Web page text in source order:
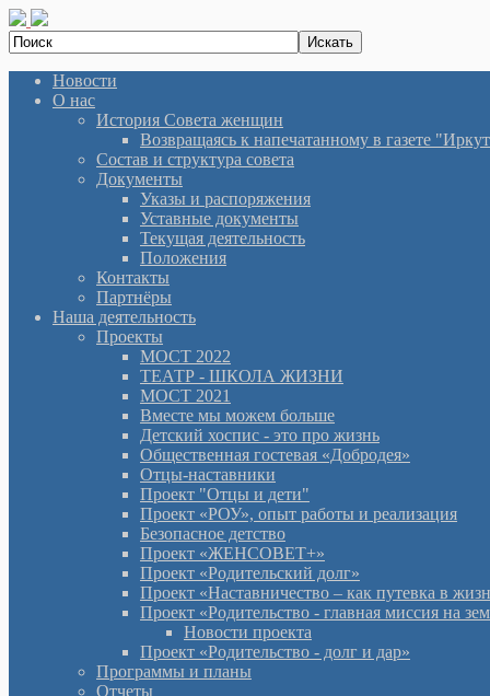
Новости
О нас
История Cовета женщин
Возвращаясь к напечатанному в газете
Состав и структура совета
Документы
Указы и распоряжения
Уставные документы
Текущая деятельность
Положения
Контакты
Партнёры
Наша деятельность
Проекты
МОСТ 2022
ТЕАТР - ШКОЛА ЖИЗНИ
МОСТ 2021
Вместе мы можем больше
Детский хоспис - это про жизнь
Общественная гостевая «Добродея»
Отцы-наставники
Проект "Отцы и дети"
Проект «РОУ», опыт работы и реализация
Безопасное детство
Проект «ЖЕНСОВЕТ+»
Проект «Родительский долг»
Проект «Наставничество – как путевка в
Проект «Родительство - главная миссия на
Новости проекта
Проект «Родительство - долг и дар»
Программы и планы
Отчеты